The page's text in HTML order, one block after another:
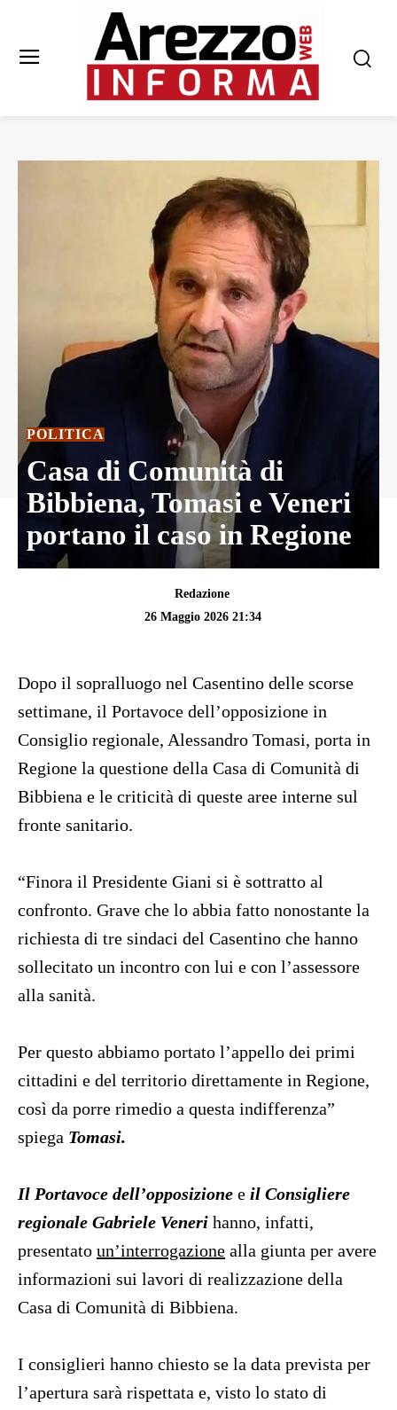
POLITICA
Casa di Comunità di
Bibbiena, Tomasi e Veneri
portano il caso in Regione
Redazione
26 Maggio 2026 21:34
Dopo il sopralluogo nel Casentino delle scorse
settimane, il Portavoce dell’opposizione in
Consiglio regionale, Alessandro Tomasi, porta in
Regione la questione della Casa di Comunità di
Bibbiena e le criticità di queste aree interne sul
fronte sanitario.
“Finora il Presidente Giani si è sottratto al
confronto. Grave che lo abbia fatto nonostante la
richiesta di tre sindaci del Casentino che hanno
sollecitato un incontro con lui e con l’assessore
alla sanità.
Per questo abbiamo portato l’appello dei primi
cittadini e del territorio direttamente in Regione,
così da porre rimedio a questa indifferenza”
spiega Tomasi.
Il Portavoce dell’opposizione e il Consigliere
regionale Gabriele Veneri hanno, infatti,
presentato un’interrogazione alla giunta per avere
informazioni sui lavori di realizzazione della
Casa di Comunità di Bibbiena.
I consiglieri hanno chiesto se la data prevista per
l’apertura sarà rispettata e, visto lo stato di